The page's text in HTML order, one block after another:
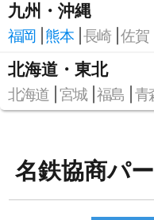
九州・沖縄
福岡 熊本 長崎 佐賀
北海道・東北
北海道 宮城 福島 青
名鉄協商パ